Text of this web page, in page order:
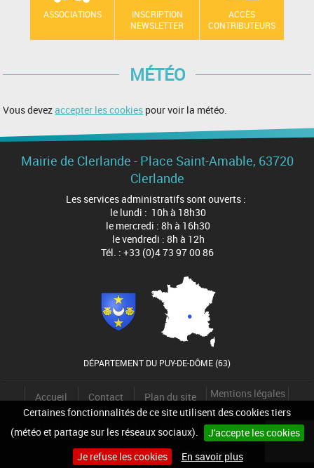
Certaines fonctionnalités de ce site utilisent des cookies tiers
(météo et partage sur les réseaux sociaux).
J'accepte les cookies
Je refuse les cookies
En savoir plus
ASSOCIATIONS
INSCRIPTION
NEWSLETTER
ACCÈS
CONTRIBUTEURS
MÉTÉO
Vous devezaccepter les cookies pour voir la météo.
Mairie de Clerlande - Place Saint-Amable, 63720
Clerlande
Les services administratifs sont ouverts :
le lundi : 10h à 18h30
le mercredi : 8h à 16h30
le vendredi : 8h à 12h
Tél. : +33 (0)4 73 97 00 86
DÉPARTEMENT DU PUY-DE-DÔME (63)
Accueil Contact Plan du site Mentions légales
Site internet pour communes
Mentions légales